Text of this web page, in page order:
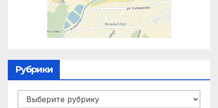
Рубрики
Рубрики